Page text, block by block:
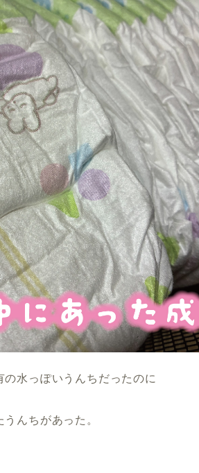
水っぽいうんちだったのに
んちがあった。